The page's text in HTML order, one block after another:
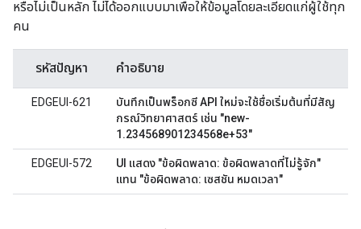
หรือไม่เป็นหลัก ไม่ได้ออกแบบมาเพื่อให้ข้อมูลโดยละเอียดแก่ผู้ใช้ทุก
คน
รหัสปัญหา คำอธิบาย
EDGEUI-621
บันทึกเป็นพร็อกซี API ใหม่จะใช้ชื่อเริ่มต้นที่มีสัญ
กรณ์วิทยาศาสตร์ เช่น "new-
1.234568901234568e+53"
EDGEUI-572
UI แสดง "ข้อผิดพลาด: ข้อผิดพลาดที่ไม่รู้จัก"
แทน "ข้อผิดพลาด: เซสชัน หมดเวลา"